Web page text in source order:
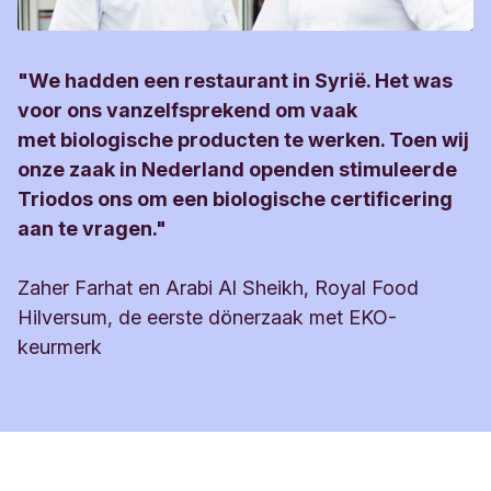
Overstapkaarten gebruiken die bij de
Wil je meer weten over de Overstapservice? Neem
dan contact met ons op via 030 694 2700 of stuur
een e-mail.
≈ 1 MB
Aanvraagformulier Overstapservice
Zakelijk
94 KB, PDF
MT940 Swift Overeenkomst
≈ 1 MB
Voorwaarden Incasso
Voorwaarden Betalen
303 KB, PDF
Kenmerken Zaken Rekening
Informatieblad depositogarantiestelsel
"We hadden een restaurant in Syrië. Het was
voor ons vanzelfsprekend om vaak
met biologische producten te werken. Toen wij
onze zaak in Nederland openden stimuleerde
Triodos ons om een biologische certificering
aan te vragen."
Zaher Farhat en Arabi Al Sheikh, Royal Food
Hilversum, de eerste dönerzaak met EKO-
keurmerk